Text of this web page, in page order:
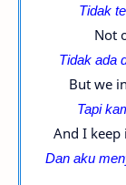
Tidak
Not
Tidak ada
But we
Tapi
And I
Dan aku